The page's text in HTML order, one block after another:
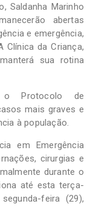
Saldanha Marinho
abertas
e emergência,
Clínica da Criança,
sua rotina
o Protocolo de
mais graves e
à população.
em Emergência
cirurgias e
durante o
até esta terça-
feira (29),